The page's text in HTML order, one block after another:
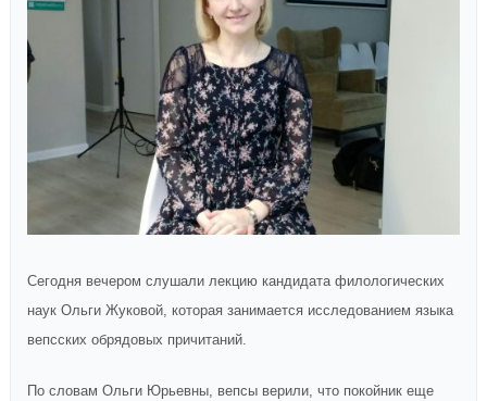
Сегодня вечером слушали лекцию кандидата филологических
наук Ольги Жуковой, которая занимается исследованием языка
вепсских обрядовых причитаний.
По словам Ольги Юрьевны, вепсы верили, что покойник еще